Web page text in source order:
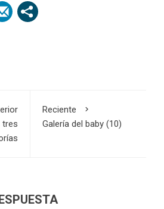
tres
Reciente
Galería del baby (10)